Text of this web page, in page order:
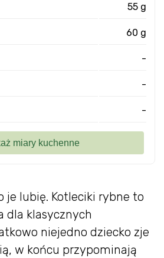
je lubię. Kotleciki rybne to
dla klasycznych
niejedno dziecko zje
w końcu przypominają
55 g
60 g
-
-
-